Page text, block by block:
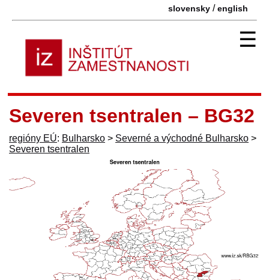
slovensky /english
☰
Severen tsentralen – BG32
regióny EÚ: Bulharsko > Severné a východné Bulharsko >
Severen tsentralen